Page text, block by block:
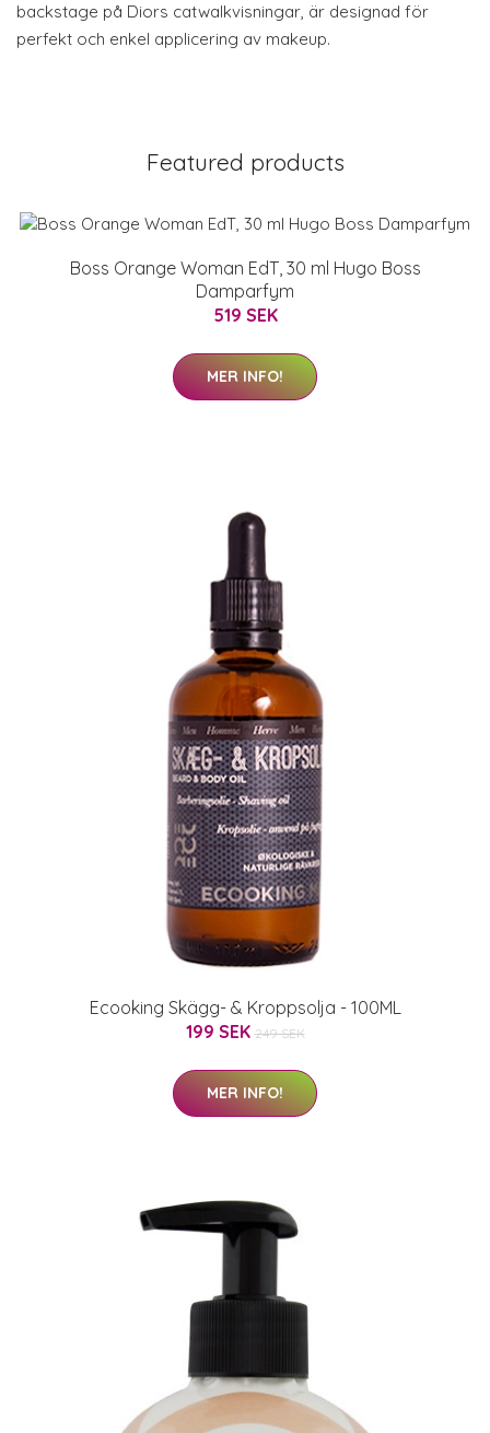
backstage på Diors catwalkvisningar, är designad för
perfekt och enkel applicering av makeup.
Featured products
Boss Orange Woman EdT, 30 ml Hugo Boss
Damparfym
519 SEK
MER INFO!
Ecooking Skägg- & Kroppsolja - 100ML
199 SEK 249 SEK
MER INFO!